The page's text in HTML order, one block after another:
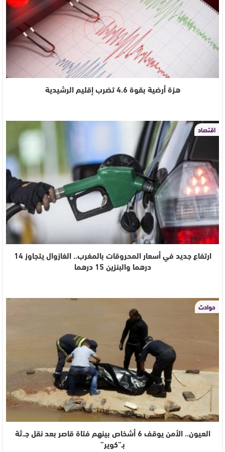
هزة أرضية بقوة 4.6 تضرب إقليم الرشيدية
اقتصاد
ارتفاع جديد في أسعار المحروقات بالمغرب.. الغازوال يتجاوز 14
درهما والبنزين 15 درهما
حوادث
العيون.. الأمن يوقف 6 أشخاص بينهم فتاة قاصر بعد نقل جـ.ثة
بـ”كوير”